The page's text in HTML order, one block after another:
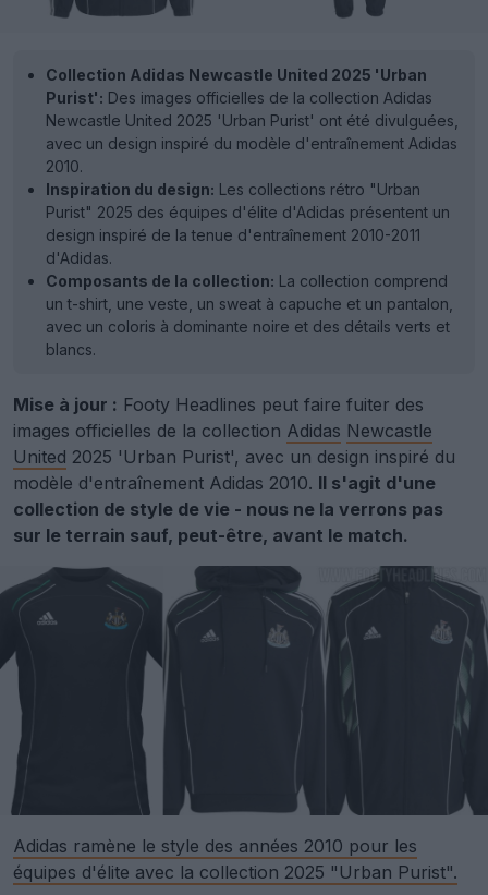
Collection Adidas Newcastle United 2025 'Urban
Purist': Des images officielles de la collection Adidas
Newcastle United 2025 'Urban Purist' ont été divulguées,
avec un design inspiré du modèle d'entraînement Adidas
2010.
Inspiration du design: Les collections rétro "Urban
Purist" 2025 des équipes d'élite d'Adidas présentent un
design inspiré de la tenue d'entraînement 2010-2011
d'Adidas.
Composants de la collection: La collection comprend
un t-shirt, une veste, un sweat à capuche et un pantalon,
avec un coloris à dominante noire et des détails verts et
blancs.
Mise à jour : Footy Headlines peut faire fuiter des
images officielles de la collection Adidas Newcastle
United 2025 'Urban Purist', avec un design inspiré du
modèle d'entraînement Adidas 2010. Il s'agit d'une
collection de style de vie - nous ne la verrons pas
sur le terrain sauf, peut-être, avant le match.
Adidas ramène le style des années 2010 pour les
équipes d'élite avec la collection 2025 "Urban Purist".